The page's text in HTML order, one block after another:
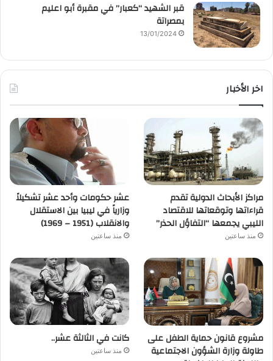
قبر الشهيد “كعبار” في مقبرة أبو اعليم
بمصراتة
13/01/2024
اخر الأخبار
مراكز الأبحاث الدولية تقدم
قراءاتها وتوقعاتها للاقتصاد
الليبي يجمعها “التفاؤل الحذر”
منذ ساعتين
عشر حكومات وأحد عشر تشكيلاً
وزارياً في ليبيا بين الاستقلال
والانقلاب (1951 – 1969)
منذ ساعتين
مشروع قانون حماية الطفل على
طاولة وزارة الشؤون الاجتماعية
كانت في الثالثة عشر..
منذ ساعتين